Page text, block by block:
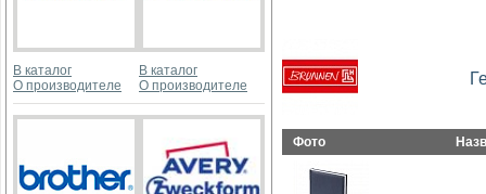
В каталог
О производителе
В каталог
О производителе
Фото